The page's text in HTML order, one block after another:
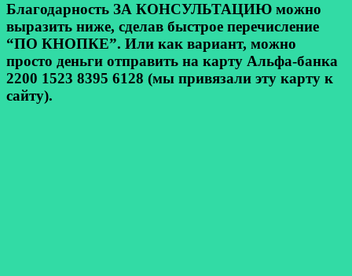
Благодарность ЗА КОНСУЛЬТАЦИЮ можно
выразить ниже, сделав быстрое перечисление
“ПО КНОПКЕ”. Или как вариант, можно
просто деньги отправить на карту Альфа-банка
2200 1523 8395 6128 (мы привязали эту карту к
сайту).